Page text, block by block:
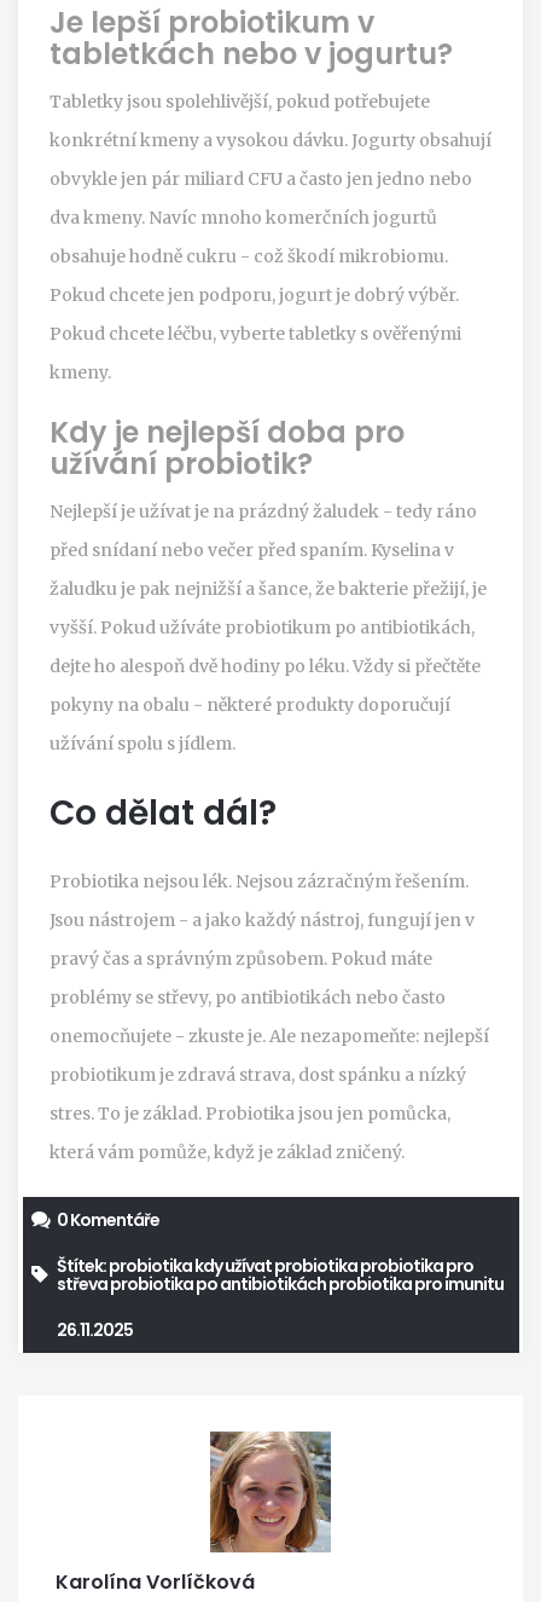
Je lepší probiotikum v
tabletkách nebo v jogurtu?
Tabletky jsou spolehlivější, pokud potřebujete
konkrétní kmeny a vysokou dávku. Jogurty obsahují
obvykle jen pár miliard CFU a často jen jedno nebo
dva kmeny. Navíc mnoho komerčních jogurtů
obsahuje hodně cukru - což škodí mikrobiomu.
Pokud chcete jen podporu, jogurt je dobrý výběr.
Pokud chcete léčbu, vyberte tabletky s ověřenými
kmeny.
Kdy je nejlepší doba pro
užívání probiotik?
Nejlepší je užívat je na prázdný žaludek - tedy ráno
před snídaní nebo večer před spaním. Kyselina v
žaludku je pak nejnižší a šance, že bakterie přežijí, je
vyšší. Pokud užíváte probiotikum po antibiotikách,
dejte ho alespoň dvě hodiny po léku. Vždy si přečtěte
pokyny na obalu - některé produkty doporučují
užívání spolu s jídlem.
Co dělat dál?
Probiotika nejsou lék. Nejsou zázračným řešením.
Jsou nástrojem - a jako každý nástroj, fungují jen v
pravý čas a správným způsobem. Pokud máte
problémy se střevy, po antibiotikách nebo často
onemocňujete - zkuste je. Ale nezapomeňte: nejlepší
probiotikum je zdravá strava, dost spánku a nízký
stres. To je základ. Probiotika jsou jen pomůcka,
která vám pomůže, když je základ zničený.
0 Komentáře
Štítek:probiotikakdy užívat probiotikaprobiotika pro
střevaprobiotika po antibiotikáchprobiotika pro imunitu
26.11.2025
Karolína Vorlíčková